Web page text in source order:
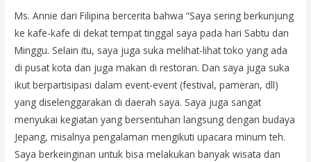
Ms. Annie dari Filipina bercerita bahwa “Saya sering berkunjung
ke kafe-kafe di dekat tempat tinggal saya pada hari Sabtu dan
Minggu. Selain itu, saya juga suka melihat-lihat toko yang ada
di pusat kota dan juga makan di restoran. Dan saya juga suka
ikut berpartisipasi dalam event-event (festival, pameran, dll)
yang diselenggarakan di daerah saya. Saya juga sangat
menyukai kegiatan yang bersentuhan langsung dengan budaya
Jepang, misalnya pengalaman mengikuti upacara minum teh.
Saya berkeinginan untuk bisa melakukan banyak wisata dan